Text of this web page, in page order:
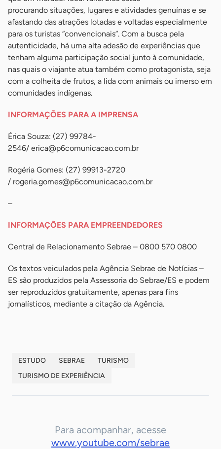
procurando situações, lugares e atividades genuínas e se
afastando das atrações lotadas e voltadas especialmente
para os turistas “convencionais”. Com a busca pela
autenticidade, há uma alta adesão de experiências que
tenham alguma participação social junto à comunidade,
nas quais o viajante atua também como protagonista, seja
com a colheita de frutos, a lida com animais ou imerso em
comunidades indígenas.
INFORMAÇÕES PARA A IMPRENSA
Érica Souza: (27) 99784-
2546/ erica@p6comunicacao.com.br
Rogéria Gomes: (27) 99913-2720
/ rogeria.gomes@p6comunicacao.com.br
–
INFORMAÇÕES PARA EMPREENDEDORES
Central de Relacionamento Sebrae – 0800 570 0800
Os textos veiculados pela Agência Sebrae de Notícias –
ES são produzidos pela Assessoria do Sebrae/ES e podem
ser reproduzidos gratuitamente, apenas para fins
jornalísticos, mediante a citação da Agência.
ESTUDO SEBRAE
TURISMO
TURISMO DE EXPERIÊNCIA
Para acompanhar, acesse
www.youtube.com/sebrae